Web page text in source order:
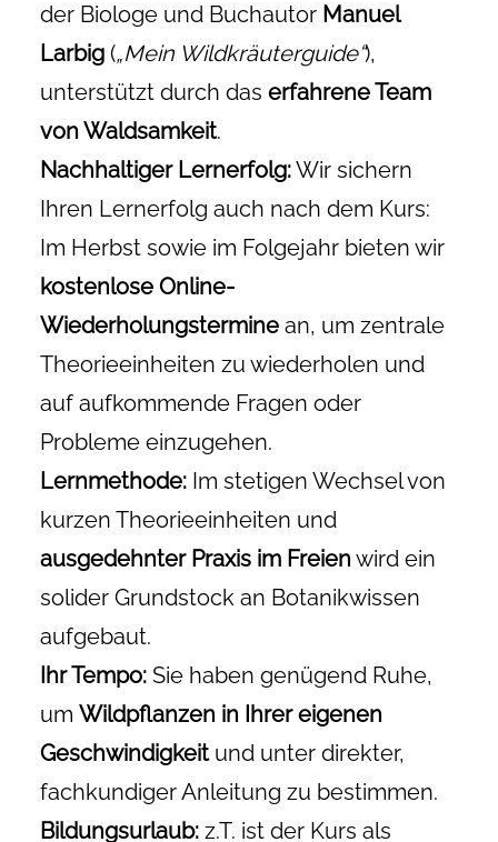
der Biologe und Buchautor Manuel
Larbig („Mein Wildkräuterguide“),
unterstützt durch das erfahrene Team
von Waldsamkeit.
Nachhaltiger Lernerfolg:Wir sichern
Ihren Lernerfolg auch nach dem Kurs:
Im Herbst sowie im Folgejahr bieten wir
kostenlose Online-
Wiederholungstermine an, um zentrale
Theorieeinheiten zu wiederholen und
auf aufkommende Fragen oder
Probleme einzugehen.
Lernmethode: Im stetigen Wechsel von
kurzen Theorieeinheiten und
ausgedehnter Praxis im Freien wird ein
solider Grundstock an Botanikwissen
aufgebaut.
Ihr Tempo: Sie haben genügend Ruhe,
um Wildpflanzen in Ihrer eigenen
Geschwindigkeitund unter direkter,
fachkundiger Anleitung zu bestimmen.
Bildungsurlaub: z.T. ist der Kurs als